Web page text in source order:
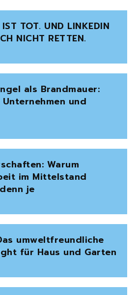
IST TOT. UND LINKEDIN
NICHT RETTEN.
als Brandmauer:
und
Warum
im Mittelstand
je
umweltfreundliche
für Haus und Garten